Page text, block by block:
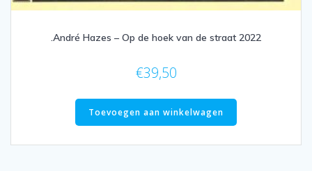
.André Hazes – Op de hoek van de straat 2022
€39,50
Toevoegen aan winkelwagen